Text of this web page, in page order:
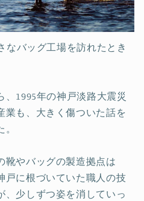
なバッグ工場を訪れたとき
1995年の神戸淡路大震災
業も、大きく傷ついた話を
靴やバッグの製造拠点は
戸に根づいていた職人の技
、少しずつ姿を消していっ